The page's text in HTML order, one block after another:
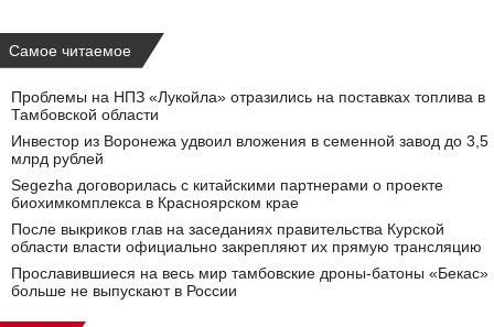
Самое читаемое
Проблемы на НПЗ «Лукойла» отразились на поставках топлива в
Тамбовской области
Инвестор из Воронежа удвоил вложения в семенной завод до 3,5
млрд рублей
Segezha договорилась с китайскими партнерами о проекте
биохимкомплекса в Красноярском крае
После выкриков глав на заседаниях правительства Курской
области власти официально закрепляют их прямую трансляцию
Прославившиеся на весь мир тамбовские дроны-батоны «Бекас»
больше не выпускают в России